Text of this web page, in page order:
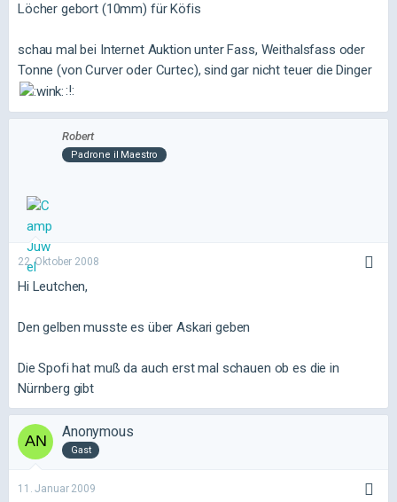
Löcher gebort (10mm) für Köfis
schau mal bei Internet Auktion unter Fass, Weithalsfass oder
Tonne (von Curver oder Curtec), sind gar nicht teuer die Dinger
:!:
Robert
Padrone il Maestro
22. Oktober 2008
Hi Leutchen,
Den gelben musste es über Askari geben
Die Spofi hat muß da auch erst mal schauen ob es die in
Nürnberg gibt
Anonymous
Gast
11. Januar 2009